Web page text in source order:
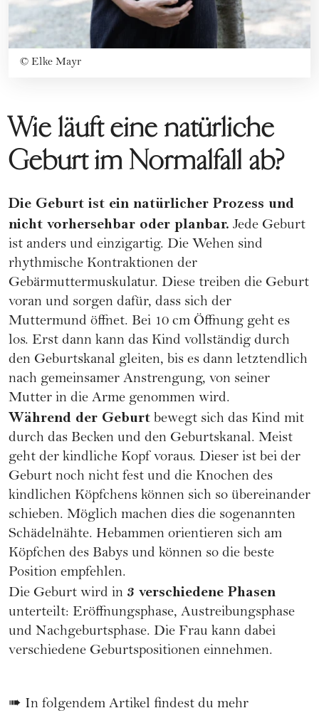
© Elke Mayr
Wie läuft eine natürliche
Geburt im Normalfall ab?
Die Geburt ist ein natürlicher Prozess und
nicht vorhersehbar oder planbar. Jede Geburt
ist anders und einzigartig. Die Wehen sind
rhythmische Kontraktionen der
Gebärmuttermuskulatur. Diese treiben die Geburt
voran und sorgen dafür, dass sich der
Muttermund öffnet. Bei 10 cm Öffnung geht es
los. Erst dann kann das Kind vollständig durch
den Geburtskanal gleiten, bis es dann letztendlich
nach gemeinsamer Anstrengung, von seiner
Mutter in die Arme genommen wird.
Während der Geburt bewegt sich das Kind mit
durch das Becken und den Geburtskanal. Meist
geht der kindliche Kopf voraus. Dieser ist bei der
Geburt noch nicht fest und die Knochen des
kindlichen Köpfchens können sich so übereinander
schieben. Möglich machen dies die sogenannten
Schädelnähte. Hebammen orientieren sich am
Köpfchen des Babys und können so die beste
Position empfehlen.
Die Geburt wird in 3 verschiedene Phasen
unterteilt: Eröffnungsphase, Austreibungsphase
und Nachgeburtsphase. Die Frau kann dabei
verschiedene Geburtspositionen einnehmen.
➠ In folgendem Artikel findest du mehr